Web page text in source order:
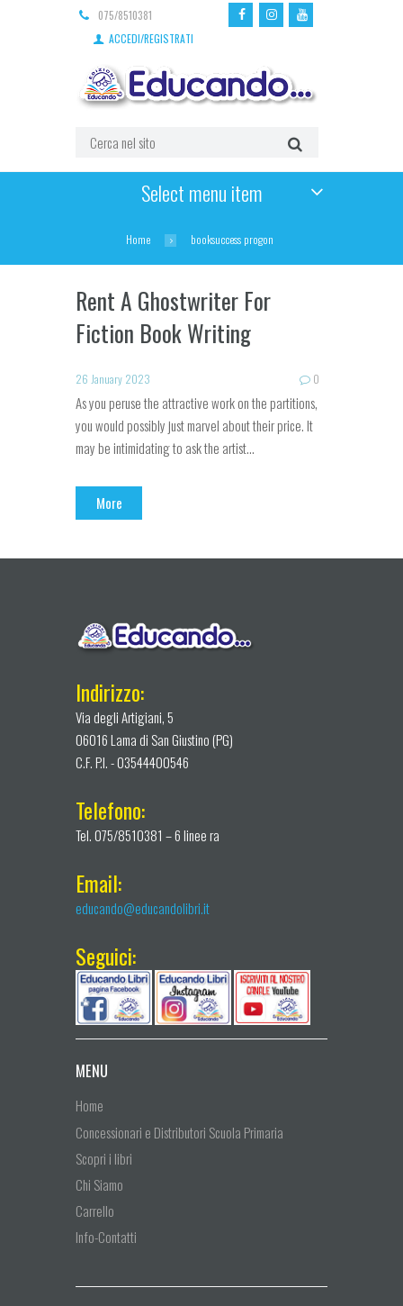
075/8510381
ACCEDI/REGISTRATI
Select menu item
Home booksuccess progon
Rent A Ghostwriter For
Fiction Book​ Writing
26 January 2023 0
As you peruse the attractive work on the partitions,
you would possibly just marvel about their price. It
may be intimidating to ask the artist...
More
Indirizzo:
Via degli Artigiani, 5
06016 Lama di San Giustino (PG)
C.F. P.I. - 03544400546
Telefono:
Tel. 075/8510381 – 6 linee ra
Email:
educando@educandolibri.it
Seguici:
MENU
Home
Concessionari e Distributori Scuola Primaria
Scopri i libri
Chi Siamo
Carrello
Info-Contatti